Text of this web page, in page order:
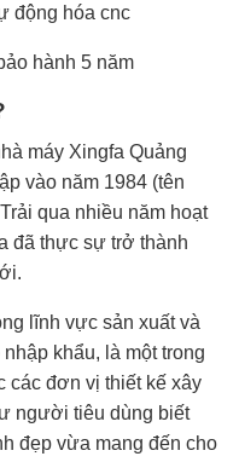
động hóa cnc
hành 5 năm
máy Xingfa Quảng
vào năm 1984 (tên
qua nhiều năm hoạt
đã thực sự trở thành
lĩnh vực sản xuất và
khẩu, là một trong
các đơn vị thiết kế xây
người tiêu dùng biết
đẹp vừa mang đến cho